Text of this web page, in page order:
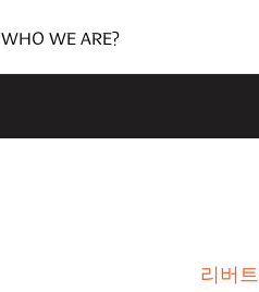
WHO WE ARE?
리버